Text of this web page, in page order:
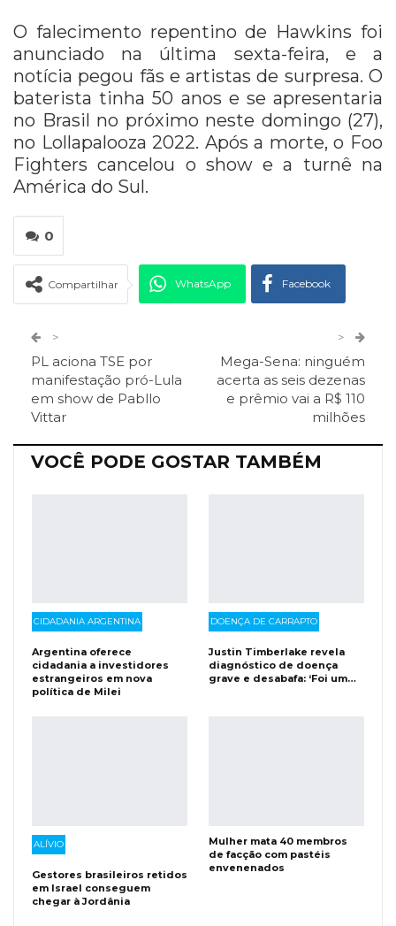
O falecimento repentino de Hawkins foi
anunciado na última sexta-feira, e a
notícia pegou fãs e artistas de surpresa. O
baterista tinha 50 anos e se apresentaria
no Brasil no próximo neste domingo (27),
no Lollapalooza 2022. Após a morte, o Foo
Fighters cancelou o show e a turnê na
América do Sul.
0
Compartilhar WhatsApp Facebook
ReddIt Pinterest Telegram
Facebook Messenger O email
>
PL aciona TSE por
manifestação pró-Lula
em show de Pabllo
Vittar
>
Mega-Sena: ninguém
acerta as seis dezenas
e prêmio vai a R$ 110
milhões
VOCÊ PODE GOSTAR TAMBÉM
CIDADANIA ARGENTINA
Argentina oferece
cidadania a investidores
estrangeiros em nova
política de Milei
DOENÇA DE CARRAPTO
Justin Timberlake revela
diagnóstico de doença
grave e desabafa: ‘Foi um…
ALÍVIO
Gestores brasileiros retidos
em Israel conseguem
chegar à Jordânia
Mulher mata 40 membros
de facção com pastéis
envenenados